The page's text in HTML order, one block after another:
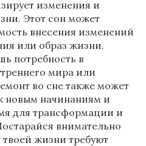
изменения и
Этот сон может
внесения изменений
или образ жизни.
потребность в
мира или
во сне также может
новым начинаниям и
для трансформации и
внимательно
твоей жизни требуют